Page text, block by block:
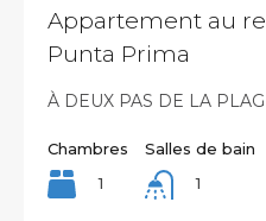
Appartement au
Punta Prima
À DEUX PAS DE LA
Chambres
1
Salles de bain
1